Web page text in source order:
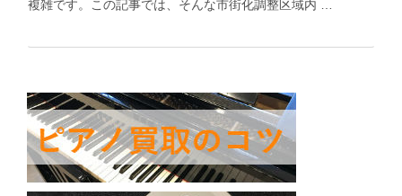
複雑です。この記事では、そんな市街化調整区域内 …